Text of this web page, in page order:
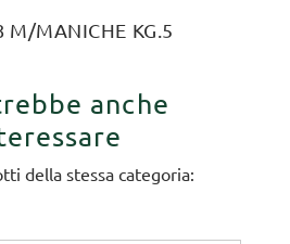
M/MANICHE KG.5
anche
della stessa categoria: